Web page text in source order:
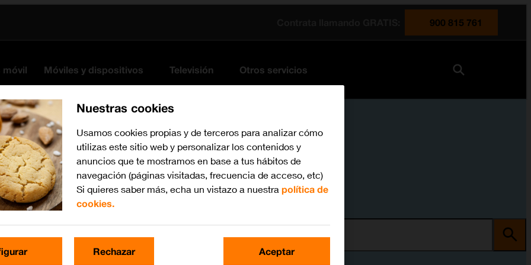
900 815 761
móvil Móviles y dispositivos Televisión Otros servicios
Nuestras cookies
Usamos cookies propias y de terceros para analizar cómo
utilizas este sitio web y personalizar los contenidos y
anuncios que te mostramos en base a tus hábitos de
navegación (páginas visitadas, frecuencia de acceso, etc)
Si quieres saber más, echa un vistazo a nuestra política de
cookies.
Rechazar Aceptar